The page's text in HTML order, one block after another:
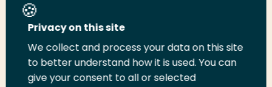
Deel deze pagina
DeelDeelDeelEmailPrint
Privacy on this site
We collect and process your data on this site
to better understand how it is used. You can
give your consent to all or selected